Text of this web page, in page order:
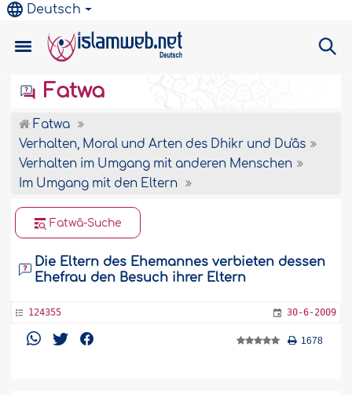
Deutsch
Fatwa
Fatwa
Verhalten, Moral und Arten des Dhikr und Du'âs
Verhalten im Umgang mit anderen Menschen
Im Umgang mit den Eltern
Fatwâ-Suche
Die Eltern des Ehemannes verbieten dessen
Ehefrau den Besuch ihrer Eltern
124355 30-6-2009
1678